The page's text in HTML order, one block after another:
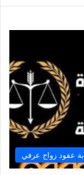
عقود زواج عرفي